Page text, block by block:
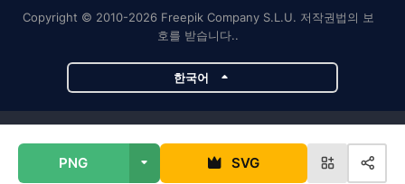
PNG SVG
Copyright © 2010-2026 Freepik Company S.L.U. 저작권법의 보
호를 받습니다..
한국어